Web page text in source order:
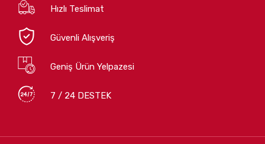
Hızlı Teslimat
Güvenli Alışveriş
Geniş Ürün Yelpazesi
7 / 24 DESTEK